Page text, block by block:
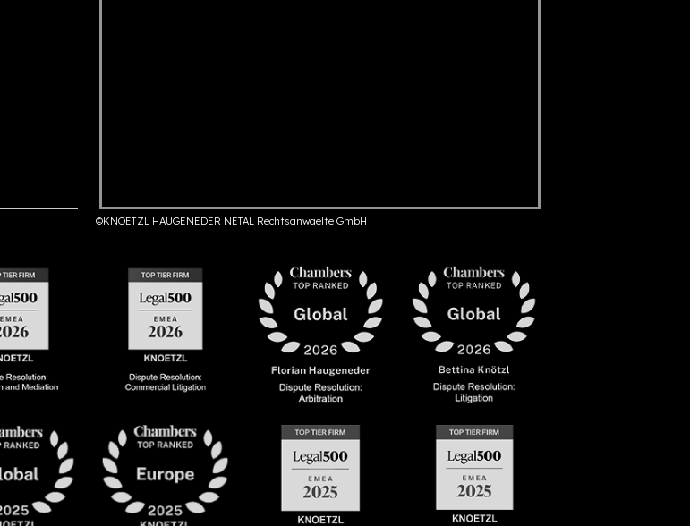
©KNOETZL HAUGENEDER NETAL Rechtsanwaelte GmbH